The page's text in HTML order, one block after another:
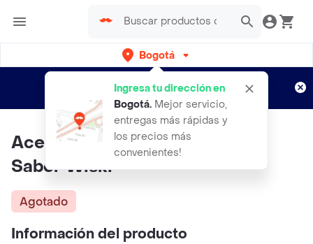
Bogotá
Ingresa tu dirección en
Bogotá. Mejor servicio,
entregas más rápidas y
los precios más
convenientes!
envíos gratis por semanas
Aplican TyC
Aceite Corporal Para Masajes
Sabor Wiski
Agotado
Información del producto